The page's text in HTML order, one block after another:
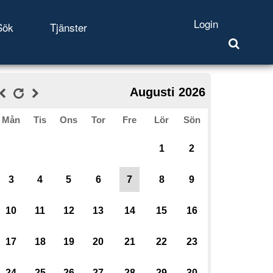
Tjänster Login
Augusti 2026
Mån Tis Ons Tor Fre Lör Sön
1 2
3 4 5 6 7 8 9
10 11 12 13 14 15 16
17 18 19 20 21 22 23